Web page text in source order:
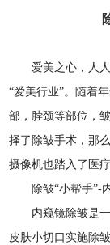
爱美之心，人
“爱美行业”。随着
部，脖颈等部位，
择了除皱手术，那
摄像机也踏入了医
除皱“小帮手”-
内窥镜除皱是
皮肤小切口实施除